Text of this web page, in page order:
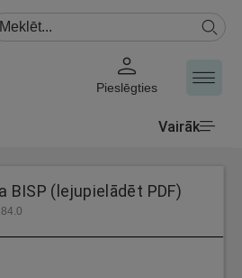
Pieslēgties
Vairāk
BISP (lejupielādēt PDF)